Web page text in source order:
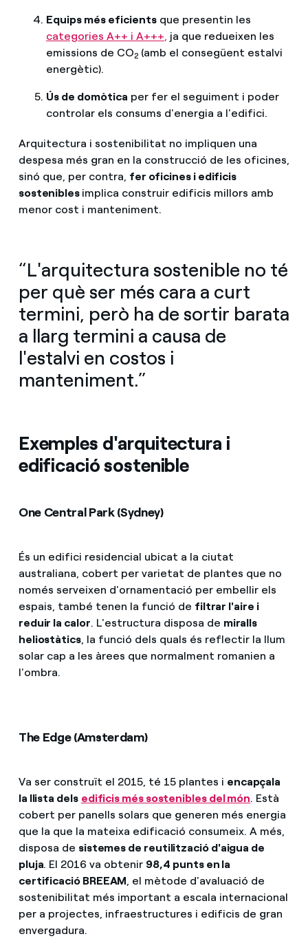
Equips més eficientsque presentin les
categories A++ i A+++, ja que redueixen les
emissions de CO2(amb el consegüent estalvi
energètic).
Ús de domòtica per fer el seguiment i poder
controlar els consums d'energia a l'edifici.
Arquitectura i sostenibilitat no impliquen una
despesa més gran en la construcció de les oficines,
sinó que, per contra, fer oficines i edificis
sostenibles implica construir edificis millors amb
menor cost i manteniment.
“L'arquitectura sostenible no té
per què ser més cara a curt
termini, però ha de sortir barata
a llarg termini a causa de
l'estalvi en costos i
manteniment.”
Exemples d'arquitectura i
edificació sostenible
One Central Park (Sydney)
És un edifici residencial ubicat a la ciutat
australiana, cobert per varietat de plantes que no
només serveixen d'ornamentació per embellir els
espais, també tenen la funció de filtrar l'aire i
reduir la calor. L'estructura disposa de miralls
heliostàtics, la funció dels quals és reflectir la llum
solar cap a les àrees que normalment romanien a
l'ombra.
The Edge (Amsterdam)
Va ser construït el 2015, té 15 plantes i encapçala
la llista dels edificis més sostenibles del món. Està
cobert per panells solars que generen més energia
que la que la mateixa edificació consumeix. A més,
disposa de sistemes de reutilització d'aigua de
pluja. El 2016 va obtenir 98,4 punts en la
certificació BREEAM, el mètode d'avaluació de
sostenibilitat més important a escala internacional
per a projectes, infraestructures i edificis de gran
envergadura.